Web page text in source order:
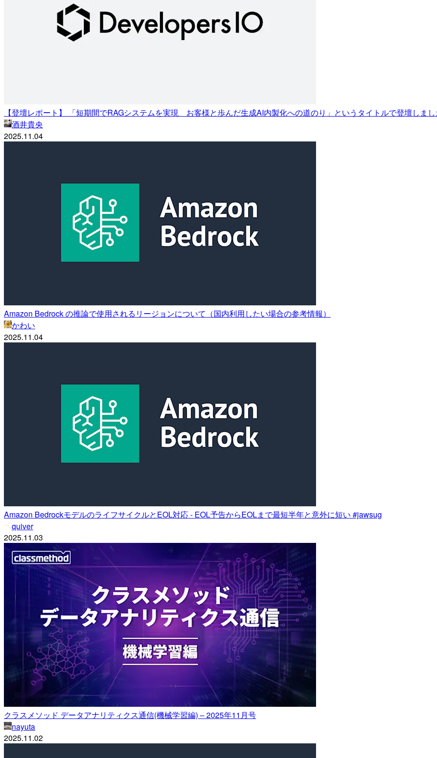
【登壇レポート】 「短期間でRAGシステムを実現 お客様と歩んだ生成AI内製化への道のり」というタイトルで登壇しま
酒井貴央
2025.11.04
Amazon Bedrock の推論で使用されるリージョンについて（国内利用したい場合の参考情報）
かわい
2025.11.04
Amazon BedrockモデルのライフサイクルとEOL対応 - EOL予告からEOLまで最短半年と意外に短い #jawsug
quiver
2025.11.03
クラスメソッド データアナリティクス通信(機械学習編) – 2025年11月号
nayuta
2025.11.02